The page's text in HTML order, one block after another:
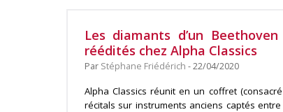
Les diamants d’un
réédités chez Alpha Classics
Par Stéphane Friédérich - 22/04/2020
Alpha Classics réunit en un coffret
récitals sur instruments anciens captés